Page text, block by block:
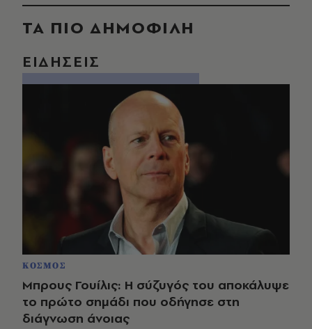
ΤΑ ΠΙΟ ΔΗΜΟΦΙΛΗ
ΕΙΔΗΣΕΙΣ
ΚΟΣΜΟΣ
Μπρους Γουίλις: Η σύζυγός του αποκάλυψε
το πρώτο σημάδι που οδήγησε στη
διάγνωση άνοιας